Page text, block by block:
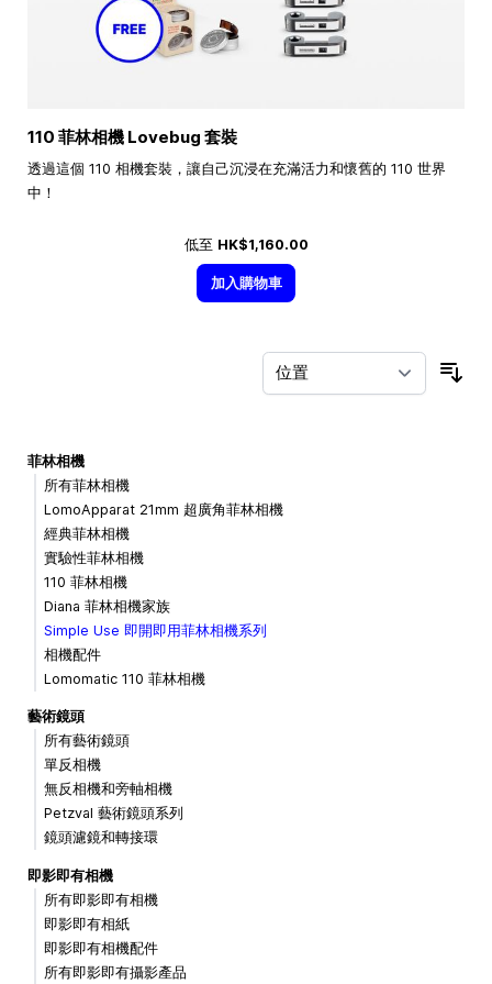
110 菲林相機 Lovebug 套裝
透過這個 110 相機套裝，讓自己沉浸在充滿活力和懷舊的 110 世界
中！
低至 HK$1,160.00
加入購物車
菲林相機
所有菲林相機
LomoApparat 21mm 超廣角菲林相機
經典菲林相機
實驗性菲林相機
110 菲林相機
Diana 菲林相機家族
Simple Use 即開即用菲林相機系列
相機配件
Lomomatic 110 菲林相機
藝術鏡頭
所有藝術鏡頭
單反相機
無反相機和旁軸相機
Petzval 藝術鏡頭系列
鏡頭濾鏡和轉接環
即影即有相機
所有即影即有相機
即影即有相紙
即影即有相機配件
所有即影即有攝影產品